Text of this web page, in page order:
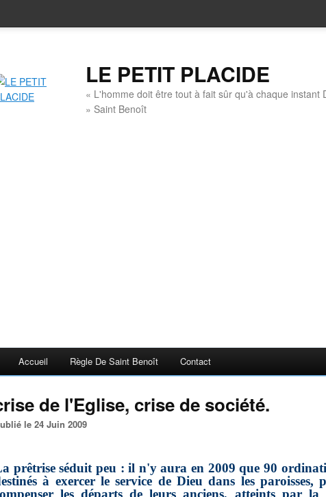
LE PETIT PLACIDE
« L'homme doit être tout à fait sûr qu'à chaque instant
» Saint Benoît
Accueil Règle De Saint Benoît Contact
de l'Eglise, crise de société.
Publié le 24 Juin 2009
prêtrise séduit peu : il n'y aura en 2009 que 90
à exercer le service de Dieu dans les paroisses,
les départs de leurs anciens, atteints par